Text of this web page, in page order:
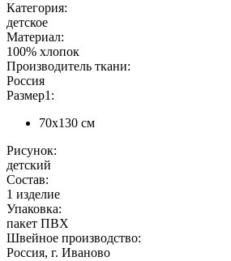
Категория:
детское
Материал:
100% хлопок
Производитель ткани:
Россия
Размер1:
70х130 см
Рисунок:
детский
Состав:
1 изделие
Упаковка:
пакет ПВХ
Швейное производство:
Россия, г. Иваново